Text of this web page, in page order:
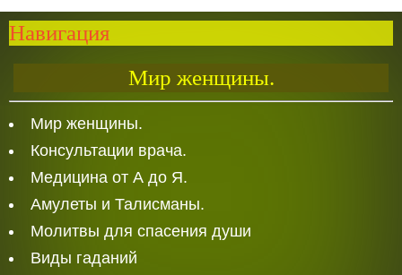
Навигация
Мир женщины.
Мир женщины.
Консультации врача.
Медицина от А до Я.
Амулеты и Талисманы.
Молитвы для спасения души
Виды гаданий